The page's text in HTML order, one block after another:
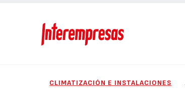
CLIMATIZACIÓN E INSTALACIONES